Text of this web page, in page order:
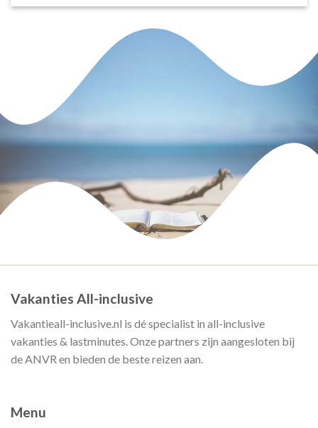
Vakanties All-inclusive
Vakantieall-inclusive.nl is dé specialist in all-inclusive
vakanties & lastminutes. Onze partners zijn aangesloten bij
de ANVR en bieden de beste reizen aan.
Menu